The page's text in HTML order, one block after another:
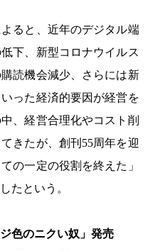
ると、近年のデジタル端
下、新型コロナウイルス
読機会減少、さらには新
った経済的要因が経営を
、経営合理化やコスト削
きたが、創刊55周年を迎
の一定の役割を終えた」
たという。
色のニクい奴」発売